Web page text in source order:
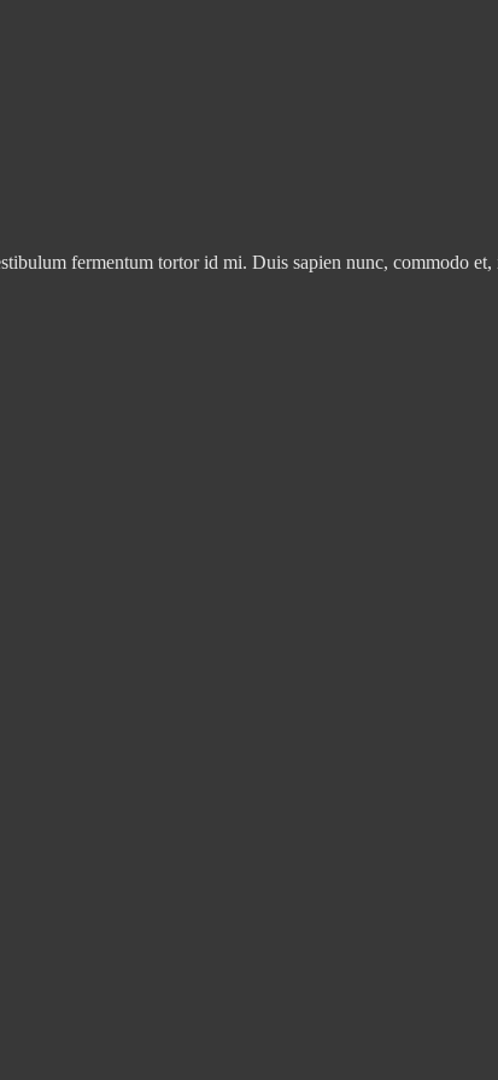
fermentum tortor id mi. Duis sapien nunc, commodo